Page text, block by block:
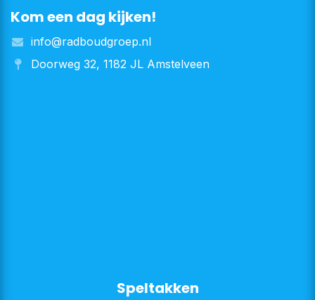
Kom een dag kijken!
info@radboudgroep.nl
Doorweg 32, 1182 JL Amstelveen
​​​​Speltakken